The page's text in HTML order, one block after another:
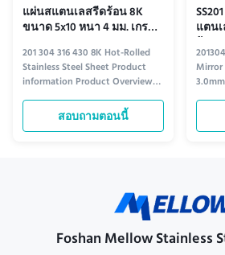
แผ่นสแตนเลสรีดร้อน 8K
ขนาด 5x10 หนา 4 มม. เกรด
304SS 316SS 430SS
201 304 316 430 8K Hot-Rolled
Stainless Steel Sheet Product
information Product Overview
Introducing our premium hot-
rolled stainless steel sheets,
available in grades 201, 304, 316,
สอบถามตอนนี้
แตน
ร้อน
Mirror
Foshan Mellow Stainless